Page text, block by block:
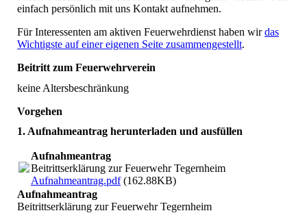
einfach persönlich mit uns Kontakt aufnehmen.
Für Interessenten am aktiven Feuerwehrdienst haben wirdas
Wichtigste auf einer eigenen Seite zusammengestellt.
Beitritt zum Feuerwehrverein
keine Altersbeschränkung
Vorgehen
1. Aufnahmeantrag herunterladen und ausfüllen
Aufnahmeantrag
Beitrittserklärung zur Feuerwehr Tegernheim
Aufnahmeantrag.pdf(162.88KB)
Aufnahmeantrag
Beitrittserklärung zur Feuerwehr Tegernheim